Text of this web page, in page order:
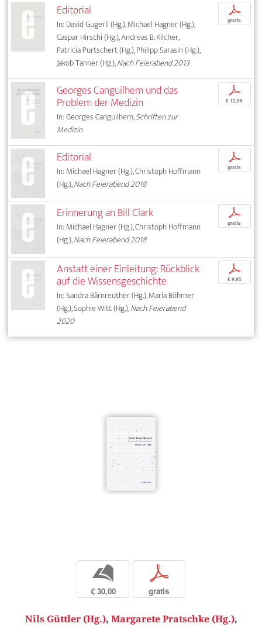
Editorial
In: David Gugerli (Hg.), Michael Hagner (Hg.),
Caspar Hirschi (Hg.), Andreas B. Kilcher,
Patricia Purtschert (Hg.), Philipp Sarasin (Hg.),
Jakob Tanner (Hg.),Nach Feierabend 2013
p
gratis
Georges Canguilhem und das
Problem der Medizin
In: Georges Canguilhem,Schriften zur
Medizin
p
€ 12,95
Editorial
In: Michael Hagner (Hg.), Christoph Hoffmann
(Hg.),Nach Feierabend 2018
p
gratis
Erinnerung an Bill Clark
In: Michael Hagner (Hg.), Christoph Hoffmann
(Hg.),Nach Feierabend 2018
p
gratis
Anstatt einer Einleitung: Rückblick
auf die Wissensgeschichte
In: Sandra Bärnreuther (Hg.), Maria Böhmer
(Hg.), Sophie Witt (Hg.),Nach Feierabend
2020
p
€ 9,95
b
€ 30,00
p
gratis
Nils Güttler (Hg.), Margarete Pratschke (Hg.),